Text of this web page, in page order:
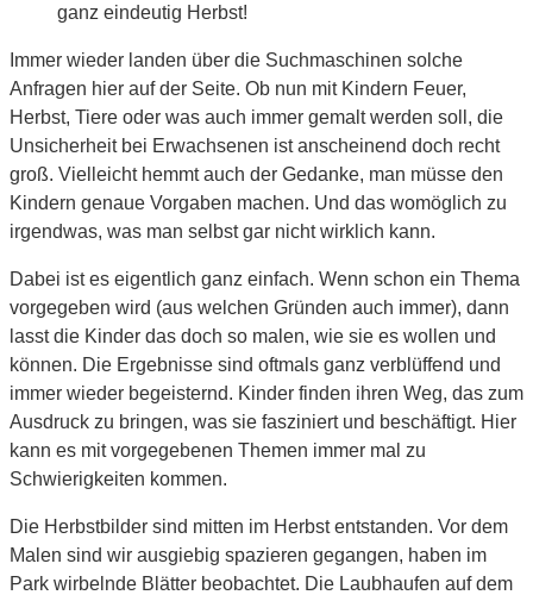
ganz eindeutig Herbst!
Immer wieder landen über die Suchmaschinen solche
Anfragen hier auf der Seite. Ob nun mit Kindern Feuer,
Herbst, Tiere oder was auch immer gemalt werden soll, die
Unsicherheit bei Erwachsenen ist anscheinend doch recht
groß. Vielleicht hemmt auch der Gedanke, man müsse den
Kindern genaue Vorgaben machen. Und das womöglich zu
irgendwas, was man selbst gar nicht wirklich kann.
Dabei ist es eigentlich ganz einfach. Wenn schon ein Thema
vorgegeben wird (aus welchen Gründen auch immer), dann
lasst die Kinder das doch so malen, wie sie es wollen und
können. Die Ergebnisse sind oftmals ganz verblüffend und
immer wieder begeisternd. Kinder finden ihren Weg, das zum
Ausdruck zu bringen, was sie fasziniert und beschäftigt. Hier
kann es mit vorgegebenen Themen immer mal zu
Schwierigkeiten kommen.
Die Herbstbilder sind mitten im Herbst entstanden. Vor dem
Malen sind wir ausgiebig spazieren gegangen, haben im
Park wirbelnde Blätter beobachtet. Die Laubhaufen auf dem